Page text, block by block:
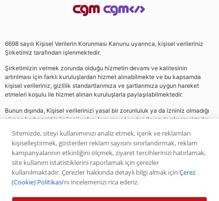
6698 sayılı Kişisel Verilerin Korunması Kanunu uyarınca, kişisel verileriniz
Şirketimiz tarafından işlenmektedir.
Şirketimizin vermek zorunda olduğu hizmetin devamı ve kalitesinin
artırılması için farklı kuruluşlardan hizmet alınabilmekte ve bu kapsamda
kişisel verileriniz, gizlilik standartlarımıza ve şartlarımıza uygun hareket
etmeleri koşulu ile hizmet alınan kuruluşlarla paylaşılabilmektedir.
Bunun dışında, Kişisel verilerinizi yasal bir zorunluluk ya da izniniz olmadığı
sürece herhangi bir üçüncü şahıs, kurum ve kuruluş ile paylaşılmamaktadır.
Web sitemizde yer alan analiz, yorum ve tavsiyeler yatırım danışmanlığı
kapsamında değildir. Bu tavsiyeler genel nitelikte olup, özel olarak sizin mali
durumunuz ile risk ve getiri tercihlerinize uygun olarak hazırlanmamıştır. Bu
nedenle, sadece burada yer alan bilgilere dayanılarak yatırım kararı verilmesi
beklentilerinize uygun sonuçlar doğurmayabilir. Yapılan tüm yorumlar
Sitemizde, siteyi kullanımınızı analiz etmek, içerik ve reklamları
kişiselleştirmek, gösterilen reklam sayısını sınırlandırmak, reklam
kampanyalarının etkinliğini ölçmek, ziyaret tercihlerinizi hatırlamak,
site kullanım istatistiklerini raporlamak için çerezler
kullanılmaktadır. Çerezler hakkında detaylı bilgi almak için Çerez
(Cookie) Politikası’nı incelemenizi rica ederiz.